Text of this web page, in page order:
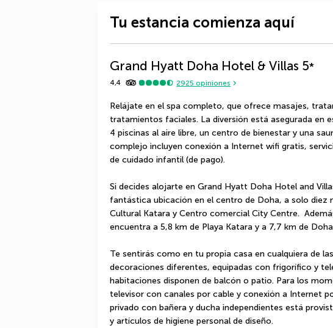
Tu estancia comienza aquí
Grand Hyatt Doha Hotel & Villas 5*
4,4 2925 opiniones
Relájate en el spa completo, que ofrece masajes,
tratamientos faciales. La diversión está asegurada en
4 piscinas al aire libre, un centro de bienestar y una
complejo incluyen conexión a Internet wifi gratis,
de cuidado infantil (de pago).
Si decides alojarte en Grand Hyatt Doha Hotel and
fantástica ubicación en el centro de Doha, a solo diez
Cultural Katara y Centro comercial City Centre.
encuentra a 5,8 km de Playa Katara y a 7,7 km de
Te sentirás como en tu propia casa en cualquiera de
decoraciones diferentes, equipadas con frigorífico y
habitaciones disponen de balcón o patio. Para los
televisor con canales por cable y conexión a Internet
privado con bañera y ducha independientes está
y artículos de higiene personal de diseño.